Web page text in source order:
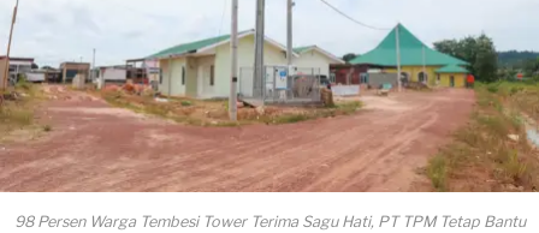
98 Persen Warga Tembesi Tower Terima Sagu Hati, PT TPM Tetap Bantu